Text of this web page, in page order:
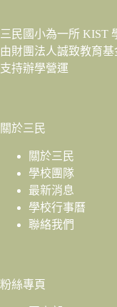
三民國小為一所 KIST
由財團法人誠致教育基
支持辦學營運
關於三民
關於三民
學校團隊
最新消息
學校行事曆
聯絡我們
粉絲專頁